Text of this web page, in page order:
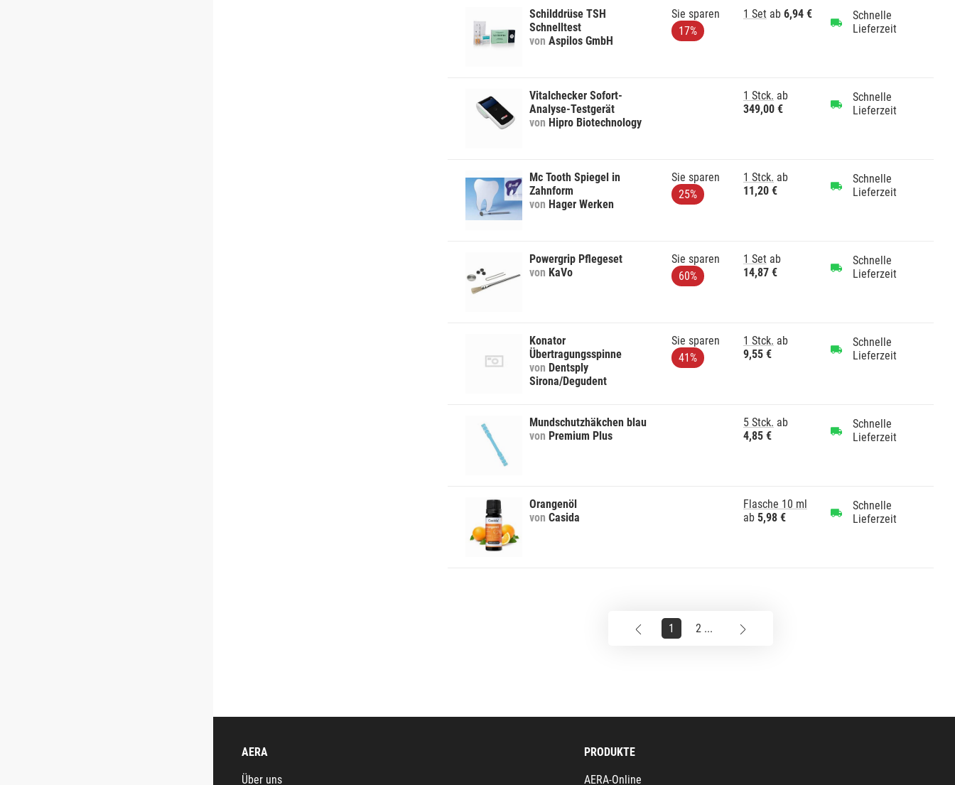
Schilddrüse TSH
Schnelltest
von Aspilos GmbH
Sie sparen
17%
1 Set ab 6,94 €
Schnelle
Lieferzeit
Vitalchecker Sofort-
Analyse-Testgerät
von Hipro Biotechnology
1 Stck. ab
349,00 €
Schnelle
Lieferzeit
Mc Tooth Spiegel in
Zahnform
von Hager Werken
Sie sparen
25%
1 Stck. ab
11,20 €
Schnelle
Lieferzeit
Powergrip Pflegeset
von KaVo
Sie sparen
60%
1 Set ab
14,87 €
Schnelle
Lieferzeit
Konator
Übertragungsspinne
von Dentsply
Sirona/Degudent
Sie sparen
41%
1 Stck. ab
9,55 €
Schnelle
Lieferzeit
Mundschutzhäkchen blau
von Premium Plus
5 Stck. ab
4,85 €
Schnelle
Lieferzeit
Orangenöl
von Casida
Flasche 10 ml
ab 5,98 €
Schnelle
Lieferzeit
1 2 ...
AERA
Über uns
PRODUKTE
AERA-Online